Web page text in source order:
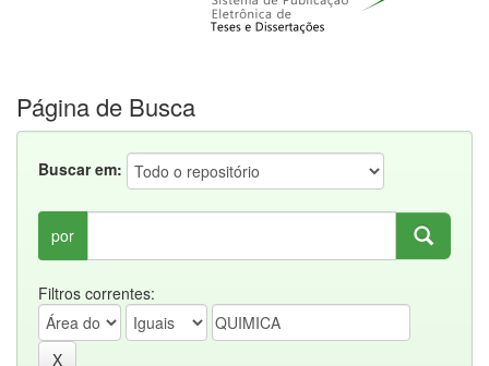
Página de Busca
Buscar em:
por
Filtros correntes: